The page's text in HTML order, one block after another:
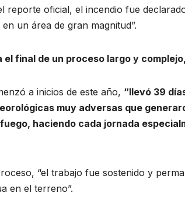
reporte oficial, el incendio fue
un área de gran magnitud”.
el final de un proceso largo y
a inicios de este año, “llevó 39
muy adversas que
haciendo cada jornada
“el trabajo fue sostenido y
en el terreno”.